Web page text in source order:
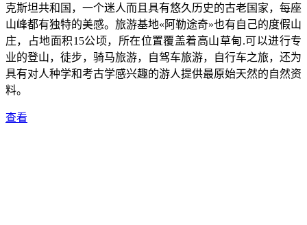
克斯坦共和国，一个迷人而且具有悠久历史的古老国家，每座
山峰都有独特的美感。旅游基地«阿勒途奇»也有自己的度假山
庄，占地面积15公顷，所在位置覆盖着高山草甸.可以进行专
业的登山，徒步，骑马旅游，自驾车旅游，自行车之旅，还为
具有对人种学和考古学感兴趣的游人提供最原始天然的自然资
料。
查看